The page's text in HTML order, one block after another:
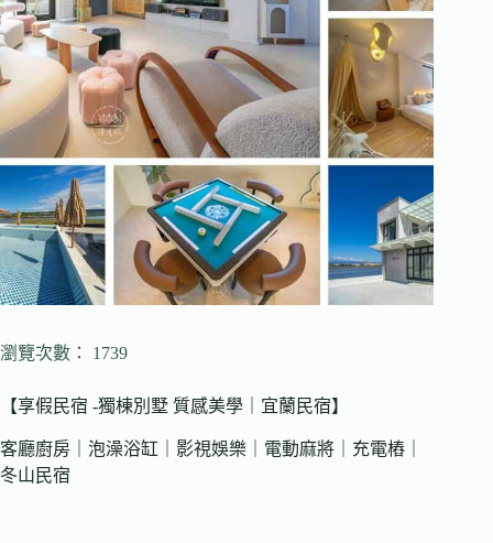
瀏覽次數： 1739
【享假民宿 -獨棟別墅 質感美學｜宜蘭民宿】
客廳廚房｜泡澡浴缸｜影視娛樂｜電動麻將｜充電樁｜
冬山民宿